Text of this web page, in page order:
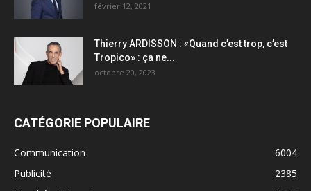
février 12, 2021
Thierry ARDISSON : «Quand c’est trop, c’est
Tropico» : ça ne...
octobre 20, 2023
CATÉGORIE POPULAIRE
Communication
6004
Publicité
2385